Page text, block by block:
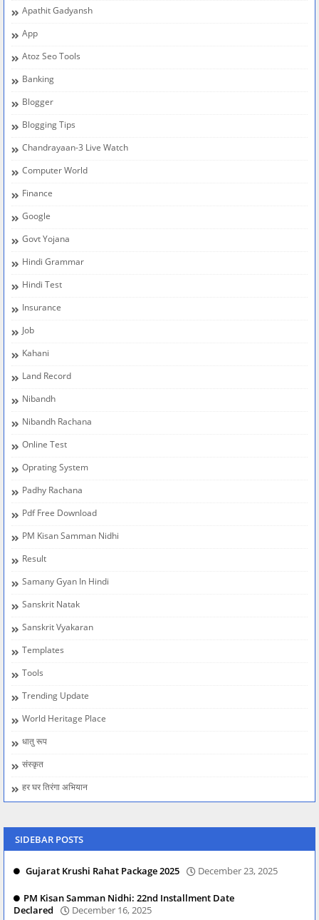
Apathit Gadyansh
App
Atoz Seo Tools
Banking
Blogger
Blogging Tips
Chandrayaan-3 Live Watch
Computer World
Finance
Google
Govt Yojana
Hindi Grammar
Hindi Test
Insurance
Job
Kahani
Land Record
Nibandh
Nibandh Rachana
Online Test
Oprating System
Padhy Rachana
Pdf Free Download
PM Kisan Samman Nidhi
Result
Samany Gyan In Hindi
Sanskrit Natak
Sanskrit Vyakaran
Templates
Tools
Trending Update
World Heritage Place
धातु रूप
संस्कृत
हर घर तिरंगा अभियान
SIDEBAR POSTS
Gujarat Krushi Rahat Package 2025 December 23, 2025
PM Kisan Samman Nidhi: 22nd Installment Date
Declared
December 16, 2025